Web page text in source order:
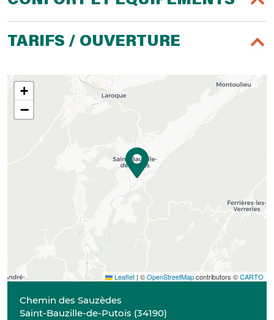
TARIFS / OUVERTURE
+
−
Leaflet | ©OpenStreetMapcontributors ©CARTO
Chemin des Sauzèdes
Saint-Bauzille-de-Putois (34190)